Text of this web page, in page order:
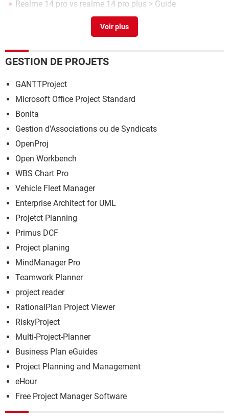
Realme 14 pro vs realme 14 pro plus > Guide
> Télécharger - Édition & Montage
GESTION DE PROJETS
GANTTProject
Microsoft Office Project Standard
Bonita
Gestion d'Associations ou de Syndicats
OpenProj
Open Workbench
WBS Chart Pro
Vehicle Fleet Manager
Enterprise Architect for UML
Projetct Planning
Primus DCF
Project planing
MindManager Pro
Teamwork Planner
project reader
RationalPlan Project Viewer
RiskyProject
Multi-Project-Planner
Business Plan eGuides
Project Planning and Management
eHour
Free Project Manager Software